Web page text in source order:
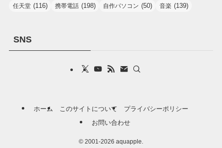
任天堂 (116) 携帯電話 (198) 自作パソコン (50) 音楽 (139)
SNS
ホーム このサイトについて
プライバシーポリシー
お問い合わせ
© 2001-2026 aquapple.